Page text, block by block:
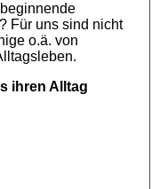
Für uns sind nicht
o.ä. von
ihren Alltag